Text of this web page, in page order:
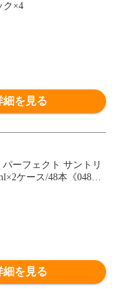
ク×4
細を見る
ーフェクト サントリ
ケース/48本《048》
送料無料】
細を見る